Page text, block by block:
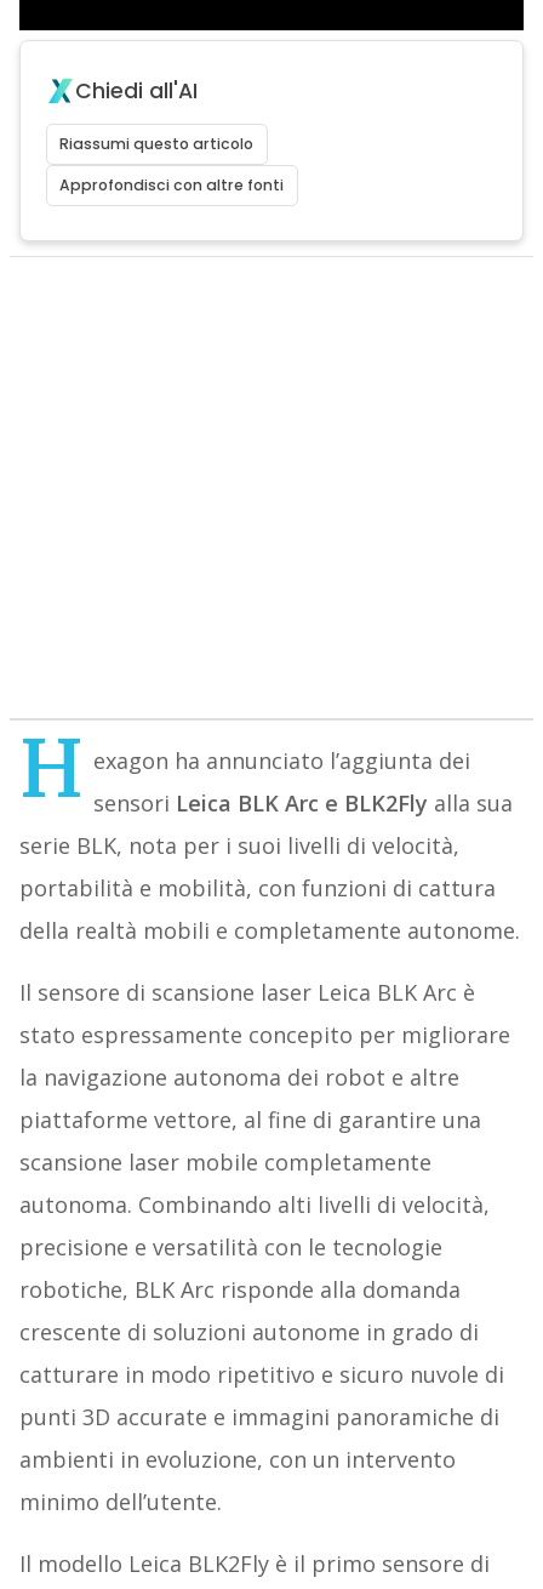
Chiedi all'AI
Riassumi questo articolo
Approfondisci con altre fonti
H exagon ha annunciato l’aggiunta dei
sensori Leica BLK Arc e BLK2Fly alla sua
serie BLK, nota per i suoi livelli di velocità,
portabilità e mobilità, con funzioni di cattura
della realtà mobili e completamente autonome.
Il sensore di scansione laser Leica BLK Arc è
stato espressamente concepito per migliorare
la navigazione autonoma dei robot e altre
piattaforme vettore, al fine di garantire una
scansione laser mobile completamente
autonoma. Combinando alti livelli di velocità,
precisione e versatilità con le tecnologie
robotiche, BLK Arc risponde alla domanda
crescente di soluzioni autonome in grado di
catturare in modo ripetitivo e sicuro nuvole di
punti 3D accurate e immagini panoramiche di
ambienti in evoluzione, con un intervento
minimo dell’utente.
Il modello Leica BLK2Fly è il primo sensore di